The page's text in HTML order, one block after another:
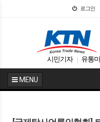
로그인
시민기자 유통
MENU